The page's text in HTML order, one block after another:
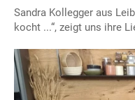
Sandra Kollegger aus
kocht ...“, zeigt uns ihre